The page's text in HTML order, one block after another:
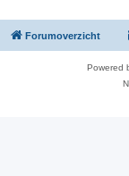
Forumoverzicht
Powered